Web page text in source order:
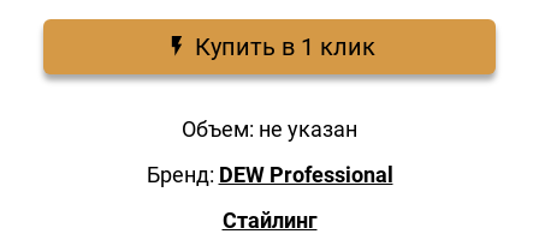
Купить в 1 клик
Объем: не указан
Бренд: DEW Professional
Стайлинг